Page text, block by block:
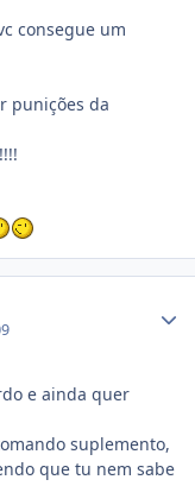
consegue um
punições da
e ainda quer
suplemento,
que tu nem sabe